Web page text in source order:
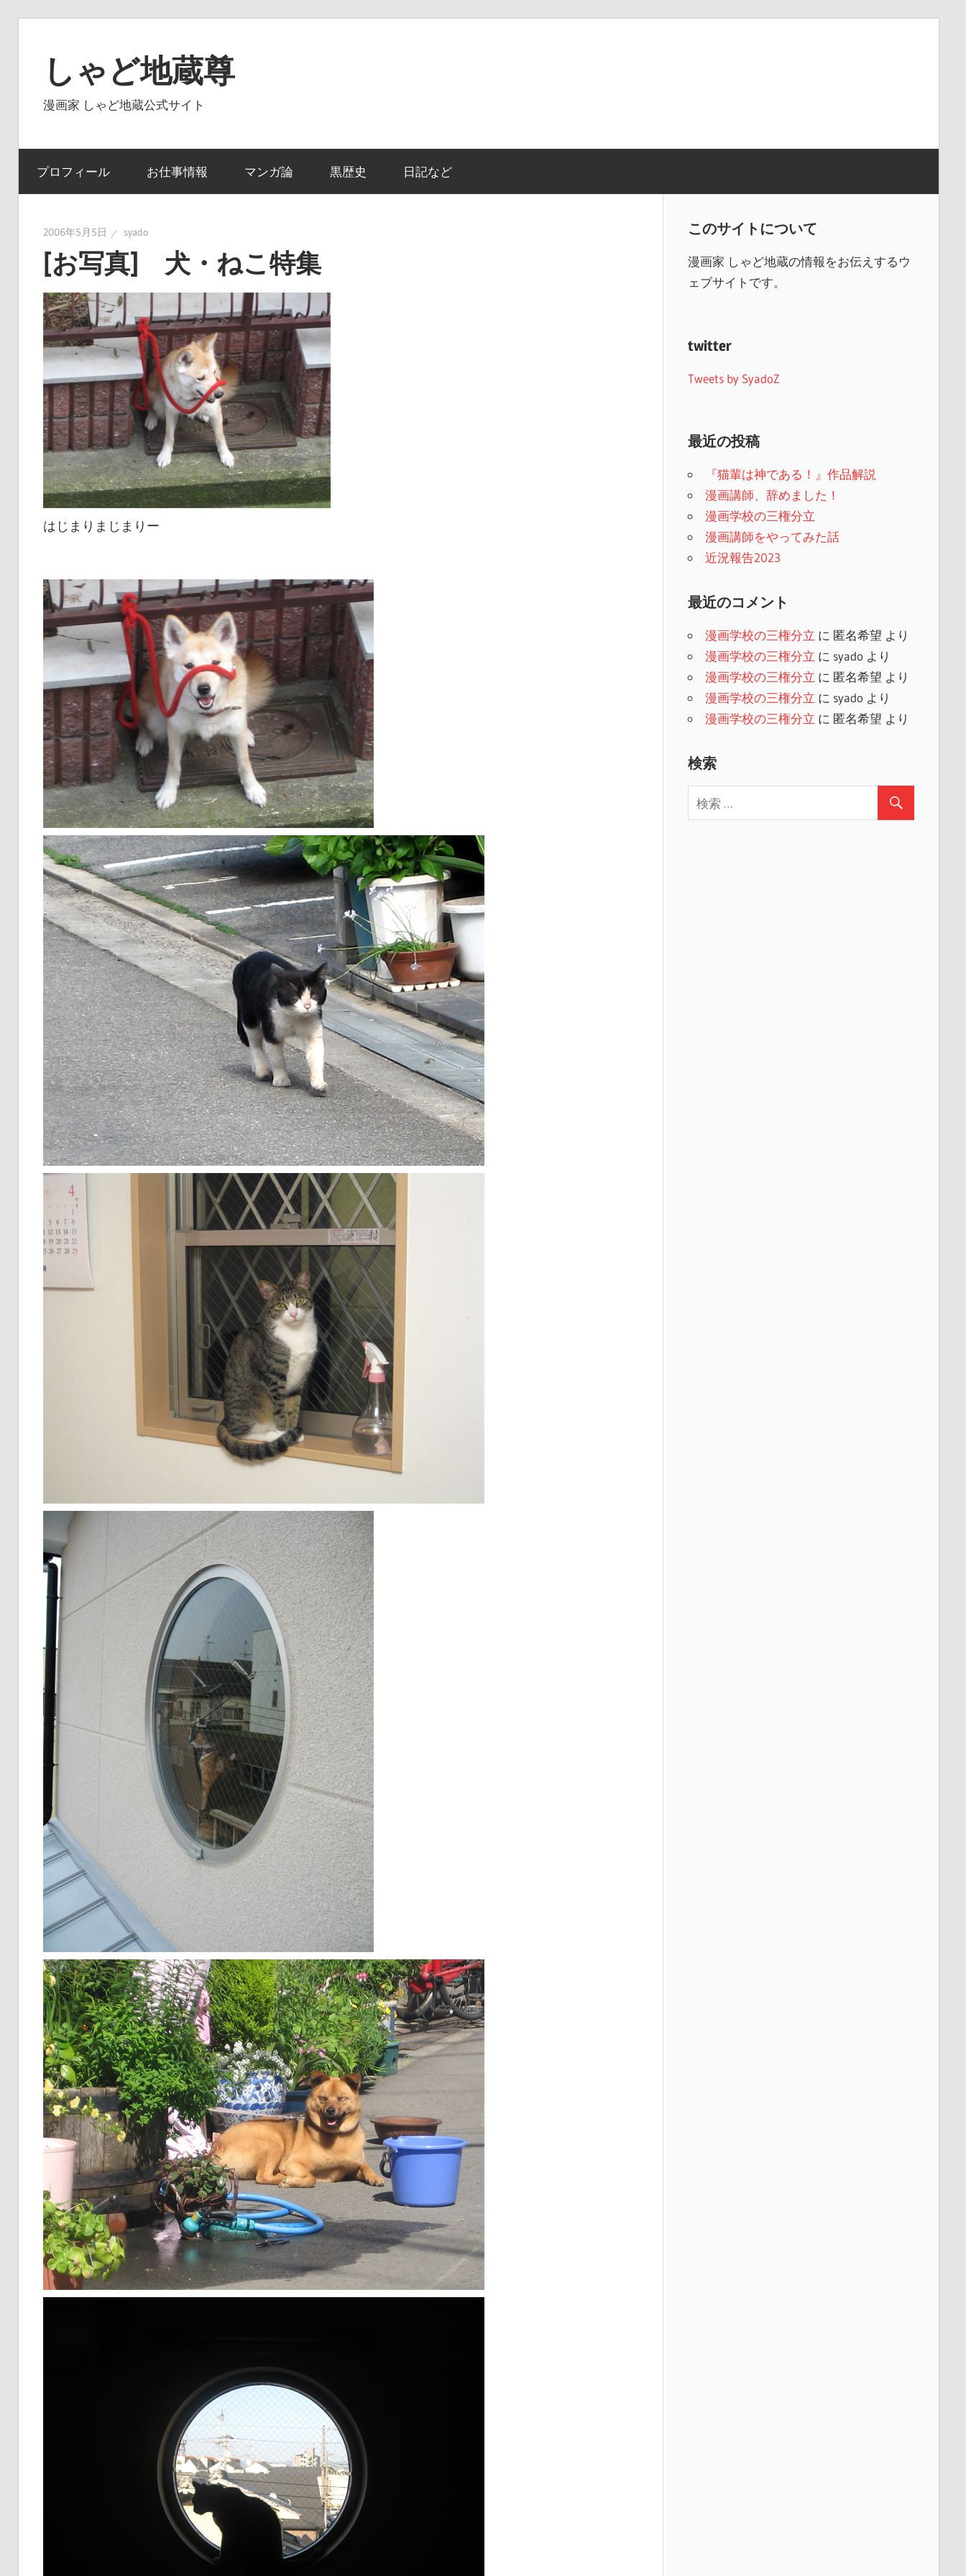
ス
ッ
しゃど地蔵尊
漫画家 しゃど地蔵公式サイト
プロフィール お仕事情報 マンガ論 黒歴史 日記など
2006年5月5日 syado
[お写真] 犬・ねこ特集
はじまりまじまりー
このサイトについて
漫画家 しゃど地蔵の情報をお伝えするウ
ェブサイトです。
twitter
Tweets by SyadoZ
最近の投稿
『猫輩は神である！』作品解説
漫画講師、辞めました！
漫画学校の三権分立
漫画講師をやってみた話
近況報告2023
最近のコメント
漫画学校の三権分立 に 匿名希望 より
漫画学校の三権分立 に syado より
漫画学校の三権分立 に 匿名希望 より
漫画学校の三権分立 に syado より
漫画学校の三権分立 に 匿名希望 より
検索